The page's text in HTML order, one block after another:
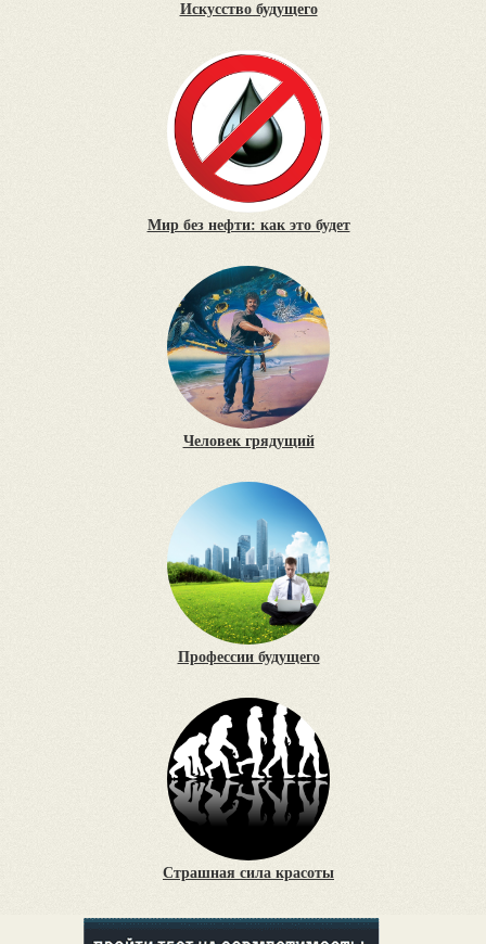
Искусство будущего
Мир без нефти: как это будет
Человек грядущий
Профессии будущего
Страшная сила красоты